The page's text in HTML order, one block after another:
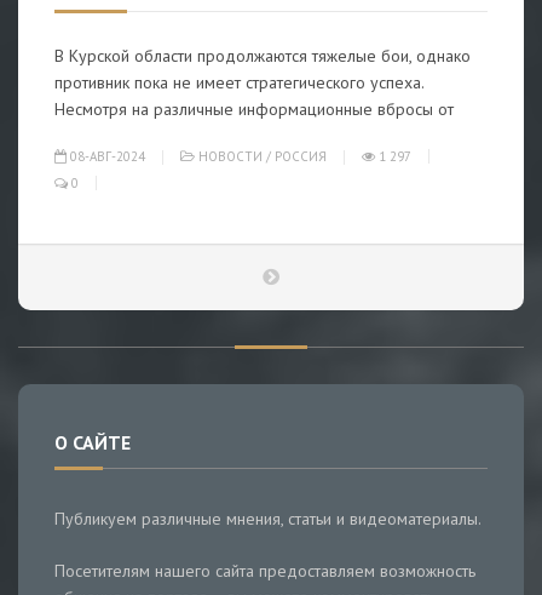
В Курской области продолжаются тяжелые бои, однако
противник пока не имеет стратегического успеха.
Несмотря на различные информационные вбросы от
08-АВГ-2024 НОВОСТИ / РОССИЯ
1 297
0
О САЙТЕ
Публикуем различные мнения, статьи и видеоматериалы.
Посетителям нашего сайта предоставляем возможность